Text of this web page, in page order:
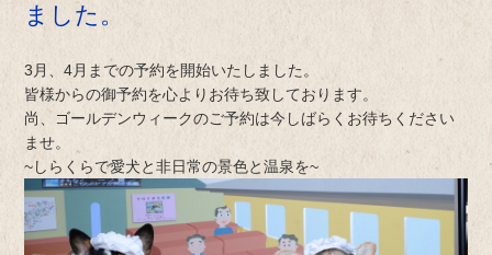
ました。
3月、4月までの予約を開始いたしました。
皆様からの御予約を心よりお待ち致しております。
尚、ゴールデンウィークのご予約は今しばらくお待ちください
ませ。
~しらくらで愛犬と非日常の景色と温泉を~